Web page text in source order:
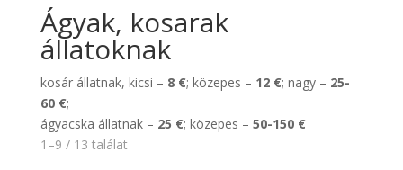
Ágyak, kosarak
állatoknak
kosár állatnak, kicsi – 8 €; közepes – 12 €; nagy – 25-
60 €;
ágyacska állatnak – 25 €; közepes – 50-150 €
1–9 / 13 találat